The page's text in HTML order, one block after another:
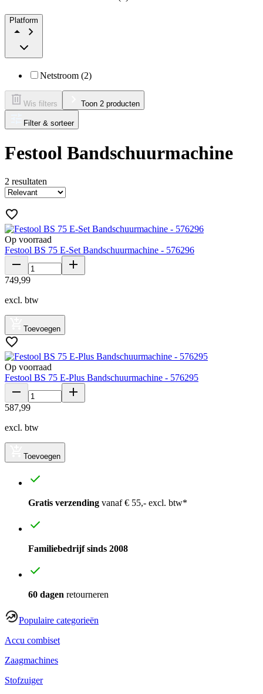
Platform
Netstroom (2)
Wis filters Toon 2 producten
Filter & sorteer
Festool Bandschuurmachine
2 resultaten
Op voorraad
Festool BS 75 E-Set Bandschuurmachine - 576296
749,99
excl. btw
Toevoegen
Op voorraad
Festool BS 75 E-Plus Bandschuurmachine - 576295
587,99
excl. btw
Toevoegen
Gratis verzending vanaf € 55,- excl. btw*
Familiebedrijf sinds 2008
60 dagen retourneren
Populaire categorieën
Accu combiset
Zaagmachines
Stofzuiger